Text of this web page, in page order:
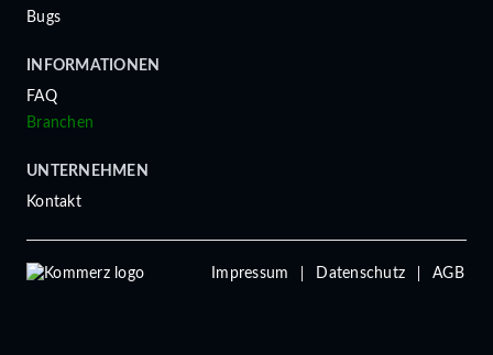
Bugs
INFORMATIONEN
FAQ
Branchen
UNTERNEHMEN
Kontakt
Impressum Datenschutz AGB